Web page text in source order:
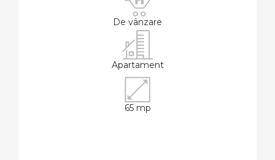
De vânzare
Apartament
65 mp